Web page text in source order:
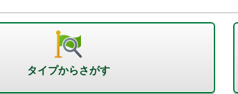
タイプからさがす